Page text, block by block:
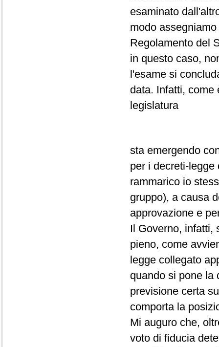
esaminato
modo
Regolamento del
in questo caso,
l'esame si
data. Infatti, come
legislatura
sta emergendo
per i decreti-
rammarico io
gruppo), a causa
approvazione e
Il Governo, infatti,
pieno, come
legge collegato
quando si pone la
previsione certa
comporta la
Mi auguro che,
voto di fiducia